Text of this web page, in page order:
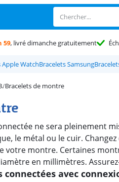
59, livré dimanche gratuitement
Apple WatchBracelets Samsung
Bracelets de montre
ne sera pleinement
le métal ou le cuir.
votre montre. Certaines
en millimètres.
avec